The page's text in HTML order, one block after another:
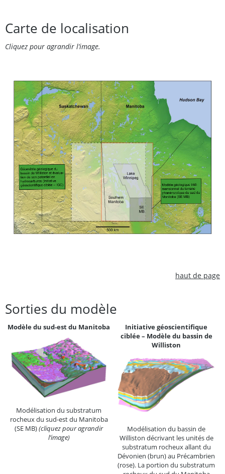
Carte de localisation
Cliquez pour agrandir l’image.
haut de page
Sorties du modèle
Modèle du sud-est du Manitoba
Modélisation du substratum
rocheux du sud-est du Manitoba
(SE MB)(cliquez pour agrandir
l’image)
Initiative géoscientifique
ciblée – Modèle du bassin de
Williston
Modélisation du bassin de
Williston décrivant les unités de
substratum rocheux allant du
Dévonien (brun) au Précambrien
(rose). La portion du substratum